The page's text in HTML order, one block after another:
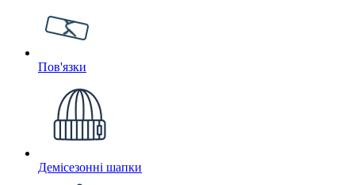
Пов'язки
Демісезонні шапки